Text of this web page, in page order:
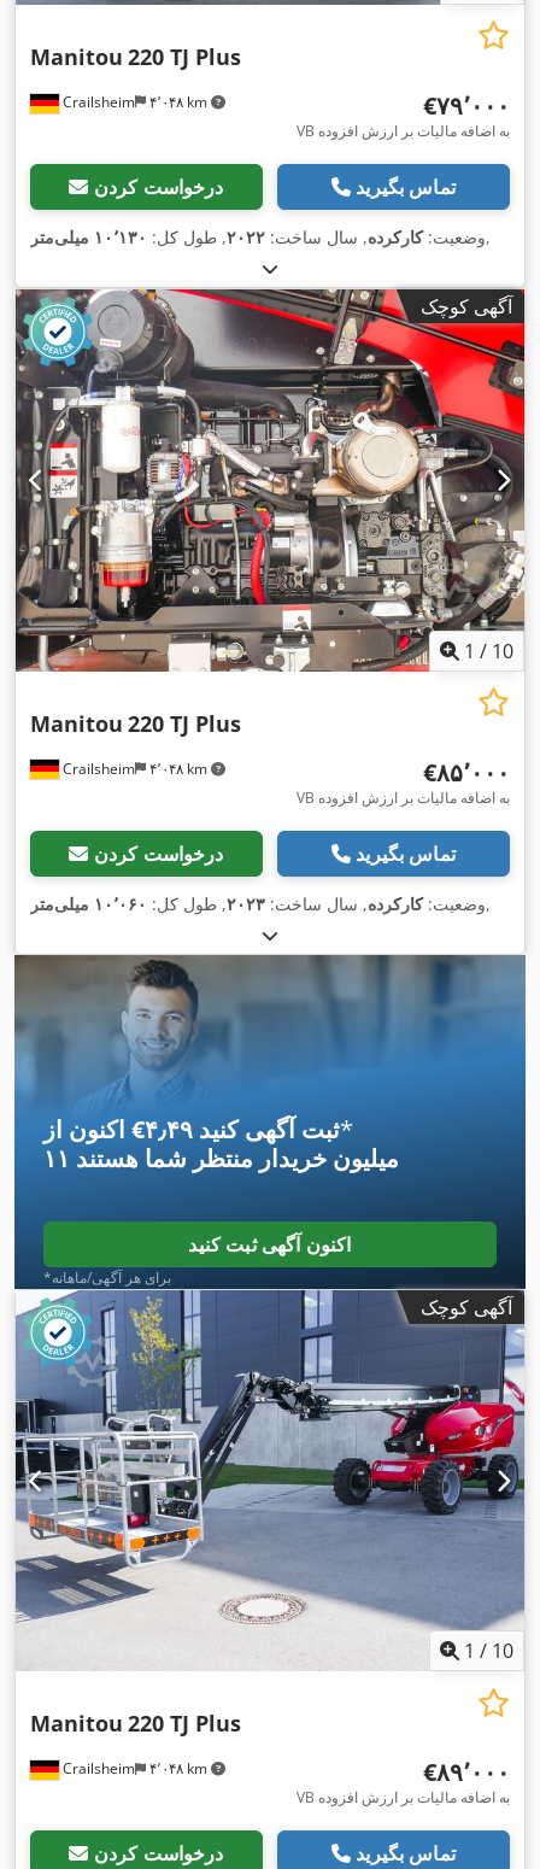
Crailsheim ۴٬۰۴۸ km
Manitou 220 TJ Plus
‎€۷۹٬۰۰۰
VB به اضافه مالیات بر ارزش افزوده
درخواست کردن تماس بگیرید
وضعیت:کارکرده, سال ساخت: ۲۰۲۲, طول کل: ۱۰٬۱۳۰ میلی‌متر ,
آگهی کوچک
1 / 10
Crailsheim ۴٬۰۴۸ km
Manitou 220 TJ Plus
‎€۸۵٬۰۰۰
VB به اضافه مالیات بر ارزش افزوده
درخواست کردن تماس بگیرید
وضعیت:کارکرده, سال ساخت: ۲۰۲۳, طول کل: ۱۰٬۰۶۰ میلی‌متر ,
اکنون از ‎€۴٫۴۹ ثبت آگهی کنید*
۱۱ میلیون خریدار منتظر شما هستند
اکنون آگهی ثبت کنید
*برای هر آگهی/ماهانه
آگهی کوچک
1 / 10
Crailsheim ۴٬۰۴۸ km
Manitou 220 TJ Plus
‎€۸۹٬۰۰۰
VB به اضافه مالیات بر ارزش افزوده
درخواست کردن تماس بگیرید